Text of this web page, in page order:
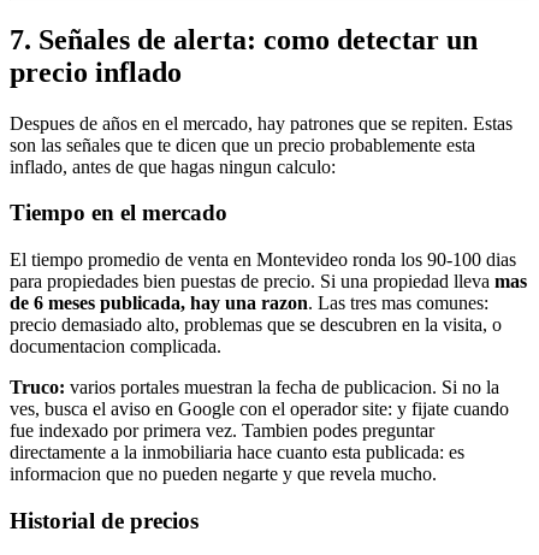
7. Señales de alerta: como detectar un
precio inflado
Despues de años en el mercado, hay patrones que se repiten. Estas
son las señales que te dicen que un precio probablemente esta
inflado, antes de que hagas ningun calculo:
Tiempo en el mercado
El tiempo promedio de venta en Montevideo ronda los 90-100 dias
para propiedades bien puestas de precio. Si una propiedad lleva mas
de 6 meses publicada, hay una razon. Las tres mas comunes:
precio demasiado alto, problemas que se descubren en la visita, o
documentacion complicada.
Truco: varios portales muestran la fecha de publicacion. Si no la
ves, busca el aviso en Google con el operador site: y fijate cuando
fue indexado por primera vez. Tambien podes preguntar
directamente a la inmobiliaria hace cuanto esta publicada: es
informacion que no pueden negarte y que revela mucho.
Historial de precios